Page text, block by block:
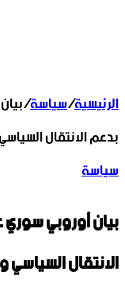
الرئيسية/سياسة/
بدعم الانتقال
سياسة
الانتقال